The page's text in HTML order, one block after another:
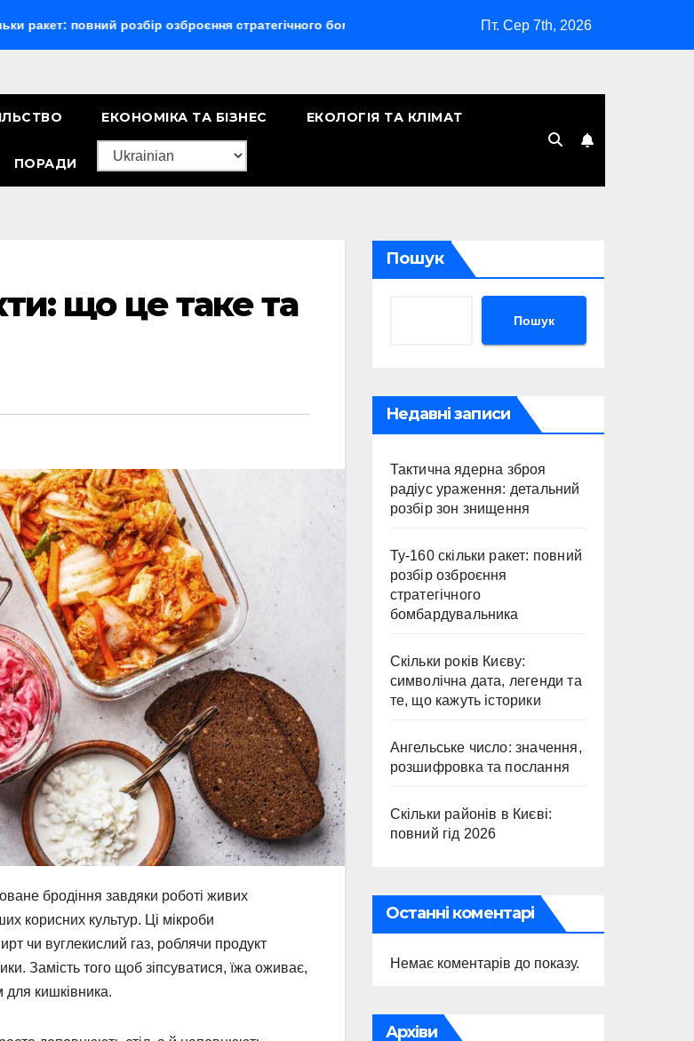
повний розбір озброєння стратегічного бомбардувальника Скільки років Києву: символічна дата,
Пт. Сер 7th, 2026
ЕКОНОМІКА ТА БІЗНЕС ЕКОЛОГІЯ ТА КЛІМАТ
ПОРАДИ
що це таке та
бродіння завдяки роботі живих
корисних культур. Ці мікроби
чи вуглекислий газ, роблячи продукт
Замість того щоб зіпсуватися, їжа оживає,
для кишківника.
Пошук
Пошук
Недавні записи
Тактична ядерна зброя
радіус ураження: детальний
розбір зон знищення
Ту-160 скільки ракет: повний
розбір озброєння
стратегічного
бомбардувальника
Скільки років Києву:
символічна дата, легенди та
те, що кажуть історики
Ангельське число: значення,
розшифровка та послання
Скільки районів в Києві:
повний гід 2026
Останні коментарі
Немає коментарів до показу.
Архіви